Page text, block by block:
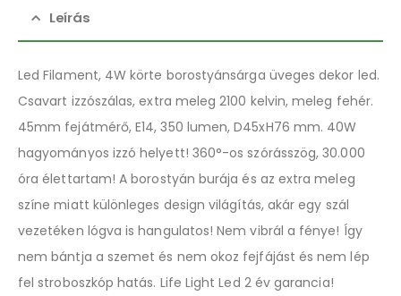
Leírás
Led Filament, 4W körte borostyánsárga üveges dekor led.
Csavart izzószálas, extra meleg 2100 kelvin, meleg fehér.
45mm fejátmérő, E14, 350 lumen, D45xH76 mm. 40W
hagyományos izzó helyett! 360°-os szórásszög, 30.000
óra élettartam! A borostyán burája és az extra meleg
színe miatt különleges design világítás, akár egy szál
vezetéken lógva is hangulatos! Nem vibrál a fénye! Így
nem bántja a szemet és nem okoz fejfájást és nem lép
fel stroboszkóp hatás. Life Light Led 2 év garancia!